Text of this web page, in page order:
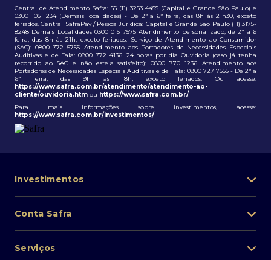
Central de Atendimento Safra: 55 (11) 3253 4455 (Capital e Grande São Paulo) e
0300 105 1234 (Demais localidades) - De 2ª a 6ª feira, das 8h às 21h30, exceto
feriados. Central SafraPay / Pessoa Jurídica: Capital e Grande São Paulo (11) 3175-
8248 Demais Localidades 0300 015 7575 Atendimento personalizado, de 2ª a 6
feira, das 8h às 21h, exceto feriados. Serviço de Atendimento ao Consumidor
(SAC): 0800 772 5755. Atendimento aos Portadores de Necessidades Especiais
Auditivas e de Fala: 0800 772 4136. 24 horas por dia Ouvidoria (caso já tenha
recorrido ao SAC e não esteja satisfeito): 0800 770 1236. Atendimento aos
Portadores de Necessidades Especiais Auditivas e de Fala: 0800 727 7555 - De 2ª a
6ª feira, das 9h às 18h, exceto feriados. Ou acesse:
https://www.safra.com.br/atendimento/atendimento-ao-
cliente/ouvidoria.htm ou https://www.safra.com.br/
Para mais informações sobre investimentos, acesse:
https://www.safra.com.br/investimentos/
Investimentos
Lista de fundos de investimento
Conta Safra
Pessoa Física
Serviços